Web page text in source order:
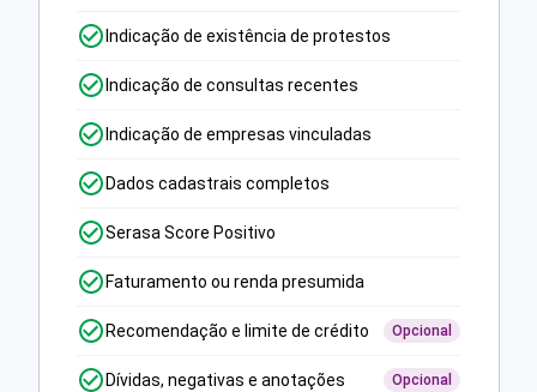
Indicação de existência de protestos
Indicação de consultas recentes
Indicação de empresas vinculadas
Dados cadastrais completos
Serasa Score Positivo
Faturamento ou renda presumida
Recomendação e limite de crédito Opcional
Dívidas, negativas e anotações Opcional